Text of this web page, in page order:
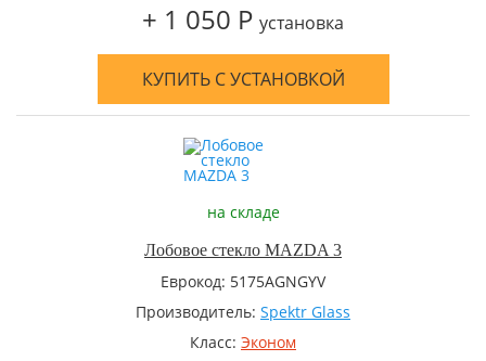
+ 1 050 Р установка
КУПИТЬ С УСТАНОВКОЙ
на складе
Лобовое стекло MAZDA 3
Еврокод: 5175AGNGYV
Производитель: Spektr Glass
Класс: Эконом